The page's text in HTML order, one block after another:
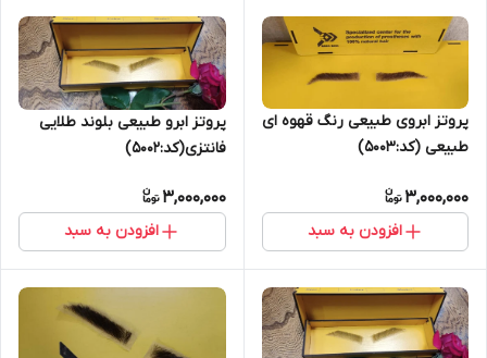
پروتز ابروی طبیعی رنگ قهوه ای
طبیعی (کد:5003)
3,000,000
افزودن به سبد
پروتز ابرو طبیعی بلوند طلایی
فانتزی(کد:5002)
3,000,000
افزودن به سبد